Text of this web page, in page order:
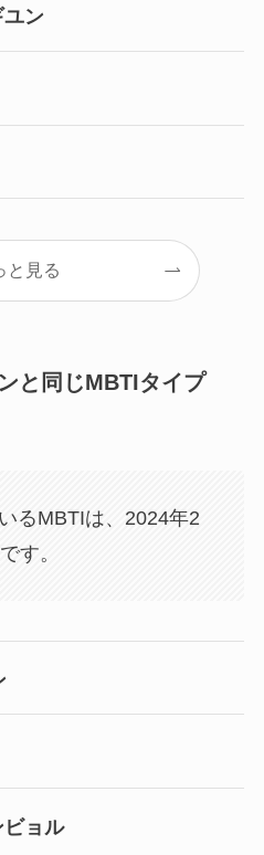
ン
と見る
と同じMBTIタイプ
るMBTIは、2024年2
す。
ョル